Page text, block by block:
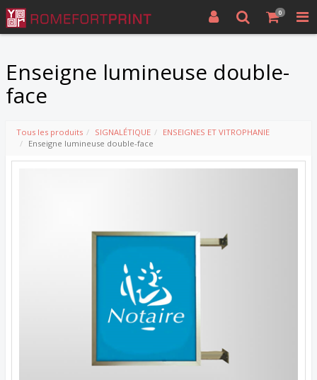
0
Enseigne lumineuse double-
face
Tous les produits SIGNALÉTIQUE
ENSEIGNES ET VITROPHANIE
Enseigne lumineuse double-face